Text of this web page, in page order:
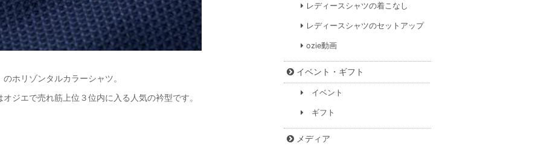
ホリゾンタルカラーシャツ。
ジエで売れ筋上位３位内に入る人気の衿型です。
レディースシャツの着こなし
レディースシャツのセットアップ
ozie動画
イベント・ギフト
イベント
ギフト
メディア